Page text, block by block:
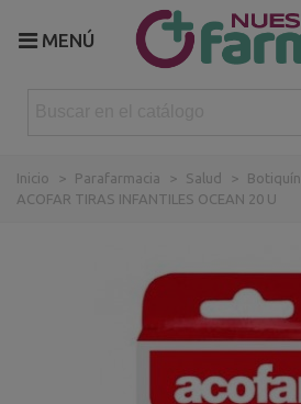
MENÚ
Inicio > Parafarmacia > Salud > Botiquín
ACOFAR TIRAS INFANTILES OCEAN 20 U